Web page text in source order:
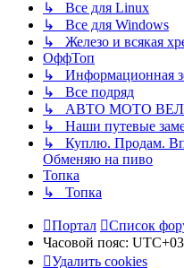
↳ Все для Linux
↳ Все для Windows
↳ Железо и всякая
ОффТоп
↳ Информационная
↳ Все подряд
↳ АВТО МОТО
↳ Наши путевые
↳ Куплю. Продам.
Обменяю на пиво
Топка
↳ Топка
Портал
Список
Часовой пояс:
Удалить cookies